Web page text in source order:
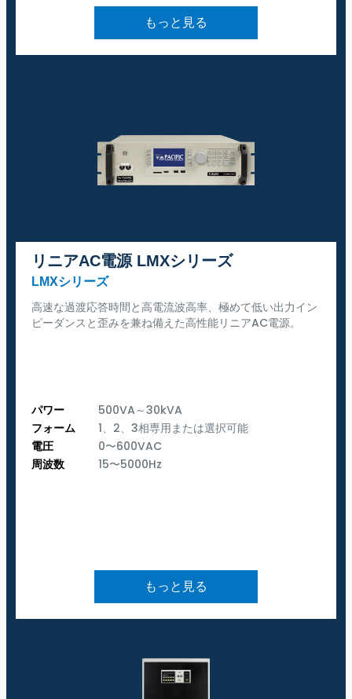
もっと見る
リニアAC電源 LMXシリーズ
LMXシリーズ
高速な過渡応答時間と高電流波高率、極めて低い出力イン
ピーダンスと歪みを兼ね備えた高性能リニアAC電源。
パワー
500VA～30kVA
フォーム
1、2、3相専用または選択可能
電圧
0〜600VAC
周波数
15〜5000Hz
もっと見る